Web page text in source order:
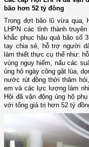
bão hơn 52 tỷ đồng
Trong đợt bão lũ vừa qua,
LHPN các tỉnh thành
khắc phục hậu quả bão số
tay chia sẻ, hỗ trợ người
làm thiết thực cụ thể như:
vùng nguy hiểm, nấu các
ủng hộ ngày công gặt lúa,
nước rút đồng thời thăm
em và các lực lượng làm
Hội đã vận động ủng hộ
với tổng giá trị hơn 52 tỷ